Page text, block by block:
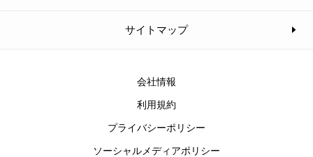
サイトマップ
会社情報
利用規約
プライバシーポリシー
ソーシャルメディアポリシー